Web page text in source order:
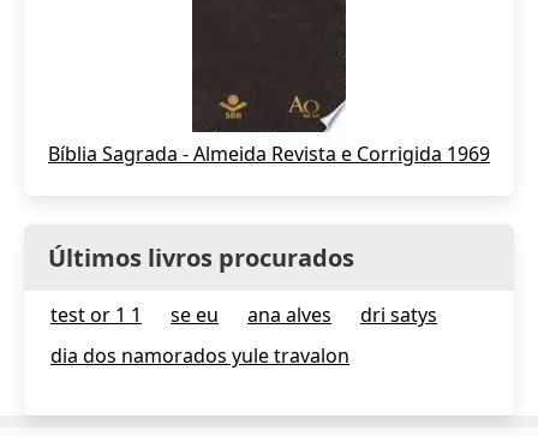
Bíblia Sagrada - Almeida Revista e Corrigida 1969
Últimos livros procurados
test or 1 1 se eu ana alves
dri satys
dia dos namorados yule travalon